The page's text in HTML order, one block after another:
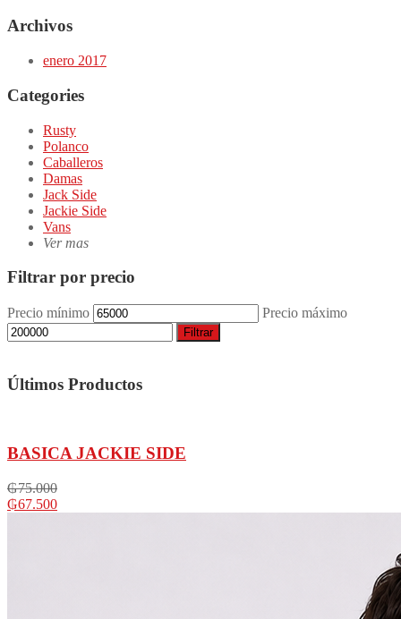
Archivos
enero 2017
Categories
Rusty
Polanco
Caballeros
Damas
Jack Side
Jackie Side
Vans
Ver mas
Filtrar por precio
Precio mínimo Precio máximo
Filtrar
Últimos Productos
BASICA JACKIE SIDE
₲75.000
₲67.500